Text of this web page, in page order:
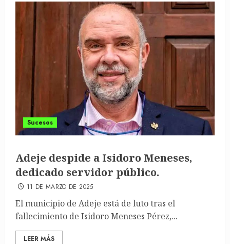
Sucesos
Adeje despide a Isidoro Meneses,
dedicado servidor público.
11 DE MARZO DE 2025
El municipio de Adeje está de luto tras el
fallecimiento de Isidoro Meneses Pérez,...
LEER MÁS